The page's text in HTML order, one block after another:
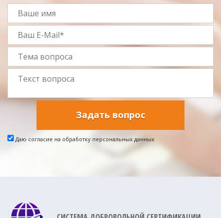
Задать вопрос
Даю согласие на обработку персональных данных